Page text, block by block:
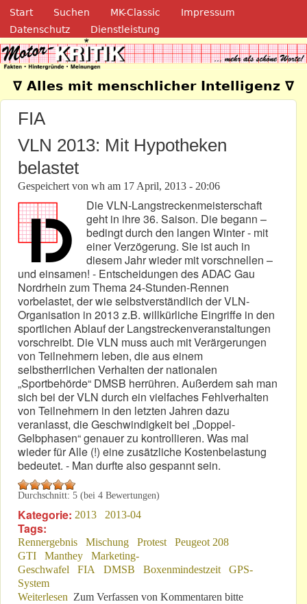
Direkt zum Inhalt
Navigation
Start Suchen MK-Classic
Impressum
Datenschutz
Dienstleistung
Motor-Kritik.de
∇ Alles mit menschlicher Intelligenz ∇
FIA
VLN 2013: Mit Hypotheken
belastet
Gespeichert von wh am 17 April, 2013 - 20:06
Die VLN-Langstreckenmeisterschaft
geht in ihre 36. Saison. Die begann –
bedingt durch den langen Winter - mit
einer Verzögerung. Sie ist auch in
diesem Jahr wieder mit vorschnellen –
und einsamen! - Entscheidungen des ADAC Gau
Nordrhein zum Thema 24-Stunden-Rennen
vorbelastet, der wie selbstverständlich der VLN-
Organisation in 2013 z.B. willkürliche Eingriffe in den
sportlichen Ablauf der Langstreckenveranstaltungen
vorschreibt. Die VLN muss auch mit Verärgerungen
von Teilnehmern leben, die aus einem
selbstherrlichen Verhalten der nationalen
„Sportbehörde“ DMSB herrühren. Außerdem sah man
sich bei der VLN durch ein vielfaches Fehlverhalten
von Teilnehmern in den letzten Jahren dazu
veranlasst, die Geschwindigkeit bei „Doppel-
Gelbphasen“ genauer zu kontrollieren. Was mal
wieder für Alle (!) eine zusätzliche Kostenbelastung
bedeutet. - Man durfte also gespannt sein.
Durchschnitt: 5 (bei 4 Bewertungen)
Kategorie: 2013 2013-04
Tags:
Rennergebnis Mischung Protest
Peugeot 208
GTI
Manthey
Marketing-
Geschwafel
FIA DMSB Boxenmindestzeit
GPS-
System
Weiterlesen über VLN 2013: Mit Hypotheken belastet
Zum Verfassen von Kommentaren bitte